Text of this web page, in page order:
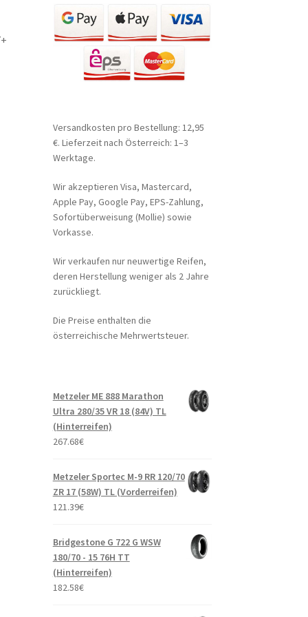
Versandkosten pro Bestellung: 12,95
€. Lieferzeit nach Österreich: 1–3
Werktage.
Wir akzeptieren Visa, Mastercard,
Apple Pay, Google Pay, EPS-Zahlung,
Sofortüberweisung (Mollie) sowie
Vorkasse.
Wir verkaufen nur neuwertige Reifen,
deren Herstellung weniger als 2 Jahre
zurückliegt.
Die Preise enthalten die
österreichische Mehrwertsteuer.
Metzeler ME 888 Marathon
Ultra 280/35 VR 18 (84V) TL
(Hinterreifen)
267.68€
Metzeler Sportec M-9 RR 120/70
ZR 17 (58W) TL (Vorderreifen)
121.39€
Bridgestone G 722 G WSW
180/70 - 15 76H TT
(Hinterreifen)
182.58€